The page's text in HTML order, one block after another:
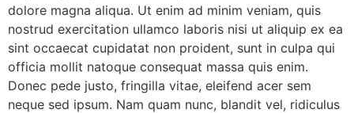
dolore magna aliqua. Ut enim ad minim veniam, quis
nostrud exercitation ullamco laboris nisi ut aliquip ex ea
sint occaecat cupidatat non proident, sunt in culpa qui
officia mollit natoque consequat massa quis enim.
Donec pede justo, fringilla vitae, eleifend acer sem
neque sed ipsum. Nam quam nunc, blandit vel, ridiculus